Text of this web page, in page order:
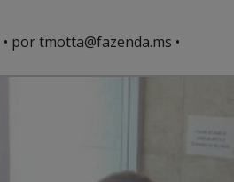
• por tmotta@fazenda.ms •